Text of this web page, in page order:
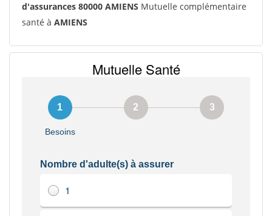
d'assurances 80000 AMIENS Mutuelle complémentaire
santé à AMIENS